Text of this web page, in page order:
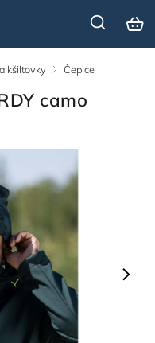
kšiltovky / Čepice
camo